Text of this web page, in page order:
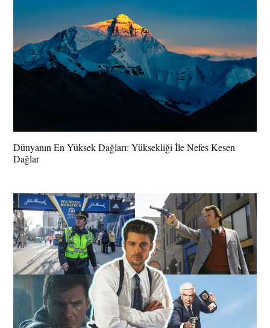
Dünyanın En Yüksek Dağları: Yüksekliği İle Nefes Kesen
Dağlar